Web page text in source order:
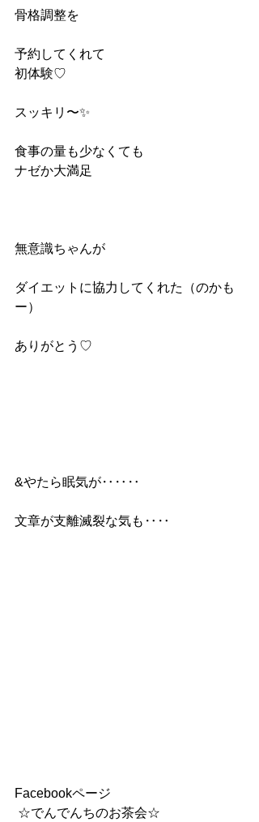
骨格調整を
予約してくれて
初体験♡
スッキリ〜✨
食事の量も少なくても
ナゼか大満足
無意識ちゃんが
ダイエットに協力してくれた（のかも
ー）
ありがとう♡
&やたら眠気が‥‥‥
文章が支離滅裂な気も‥‥
Facebookページ
☆でんでんちのお茶会☆